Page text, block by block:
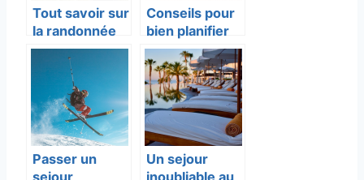
Tout savoir sur
la randonnée
dans les
Pyrénées
Conseils pour
bien planifier
son voyage
Passer un
Un sejour